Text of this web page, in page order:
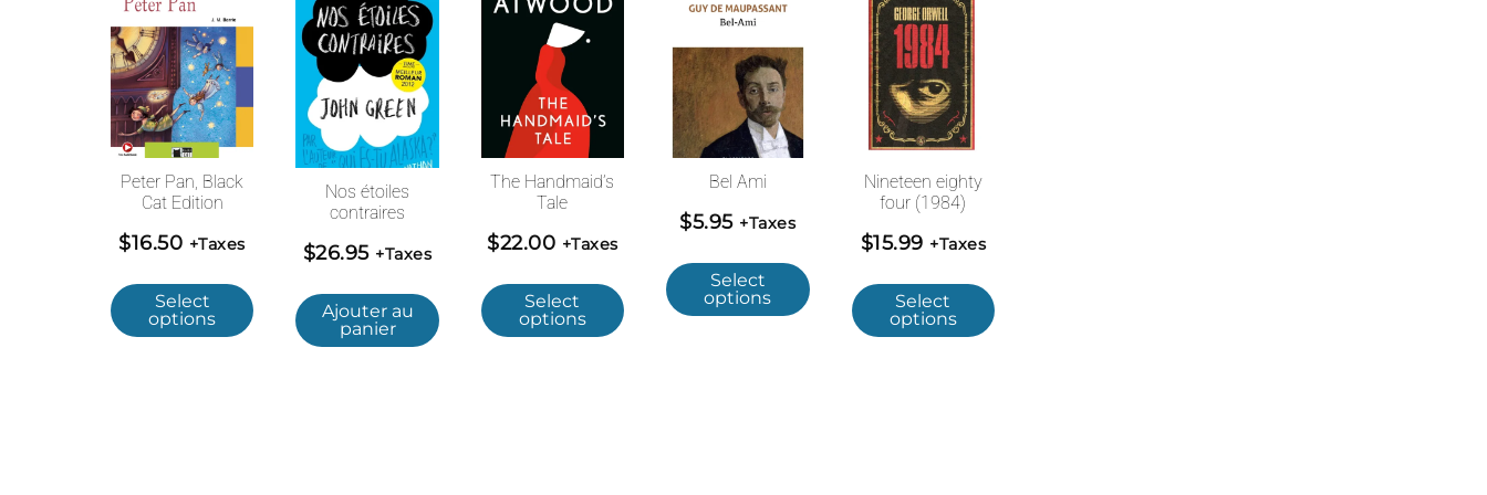
Peter Pan, Black
Cat Edition
$16.50 +Taxes
Select
options
Nos étoiles
contraires
$26.95 +Taxes
Ajouter au
panier
The Handmaid’s
Tale
$22.00 +Taxes
Select
options
Bel Ami
$5.95 +Taxes
Select
options
Nineteen eighty
four (1984)
$15.99 +Taxes
Select
options